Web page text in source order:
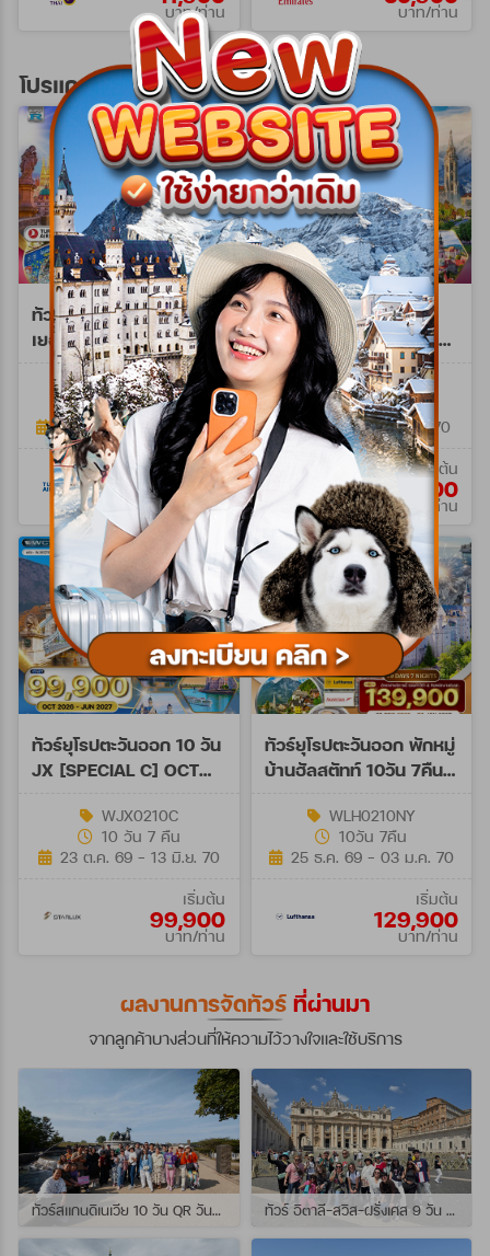
บาท/ท่าน บาท/ท่าน
โปรแกรมทัวร์ยุโรปตะวันออก
ทัวร์ยุโรปตะวันออก
เยอรมัน เช็ก ออสเตรีย
ฮังการี 8วัน 5คืน (TK)
WTTK0208B
8วัน 5คืน
20 มิ.ย. 69 - 23 ต.ค. 69
เริ่มต้น
69,900
บาท/ท่าน
ทัวร์ยุโรปตะวันออก
เยอรมัน-เชค-ออสเตรีย-
ฮังการี 9 วัน (QR) SEP
26 - AUG 27 Spe A
WQR0209Z
9วัน 6คืน
19 ก.ย. 69 - 19 ส.ค. 70
เริ่มต้น
95,900
บาท/ท่าน
ทัวร์ยุโรปตะวันออก 10 วัน
JX [SPECIAL C] OCT
WJX0210C
10 วัน 7 คืน
23 ต.ค. 69 - 13 มิ.ย. 70
เริ่มต้น
99,900
บาท/ท่าน
ทัวร์ยุโรปตะวันออก พักหมู่
บ้านฮัลสตัทท์ 10วัน 7คืน
WLH0210NY
10วัน 7คืน
25 ธ.ค. 69 - 03 ม.ค. 70
เริ่มต้น
129,900
บาท/ท่าน
ผลงานการจัดทัวร์ ที่ผ่านมา
จากลูกค้าบางส่วนที่ให้ความไว้วางใจและใช้บริการ
ทัวร์สแกนดิเนเวีย 10 วัน QR วันที่ 23 กรกฏาคม - 01 สิงหาคม 2569 เดินทางกับไกด์พี่จุ้ย และ พี่กั้ง ทัวร์ อิตาลี-สวิส-ฝรั่งเศส 9 วัน QR วันที่ 24 กรกฏาคม - 01 สิงหาคม 2569 เดินทางกับไกด์พี่เช